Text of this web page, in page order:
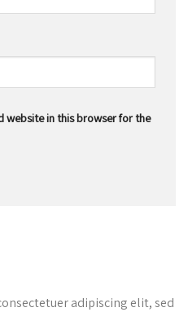
website in this browser for the
adipiscing elit, sed